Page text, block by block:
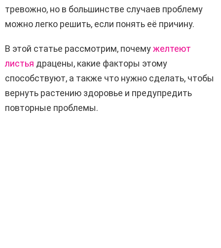
тревожно, но в большинстве случаев проблему
можно легко решить, если понять её причину.
В этой статье рассмотрим, почемужелтеют
листья драцены, какие факторы этому
способствуют, а также что нужно сделать, чтобы
вернуть растению здоровье и предупредить
повторные проблемы.